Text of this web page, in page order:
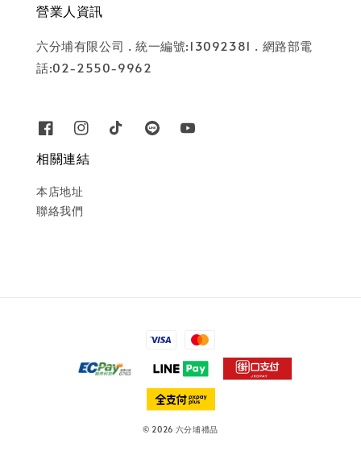
營業人資訊
六分埔有限公司 . 統一編號:13092381 . 網路部電
話:02-2550-9962
相關連結
本店地址
聯絡我們
© 2026 六分埔禮品